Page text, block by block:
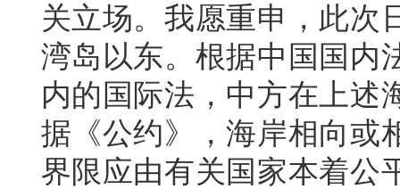
关立场。我愿重申，此次
湾岛以东。根据中国国内
内的国际法，中方在上述
据《公约》，海岸相向或
界限应由有关国家本着公